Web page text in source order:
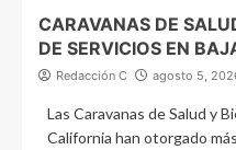
CARAVANAS DE
DE SERVICIOS EN
Redacción C agosto 5,
Las Caravanas de Salud y
California han otorgado